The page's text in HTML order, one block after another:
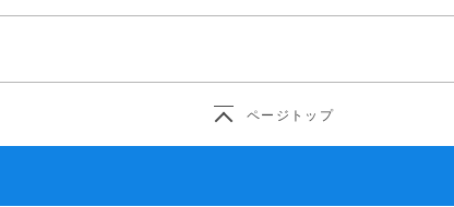
ページトップ